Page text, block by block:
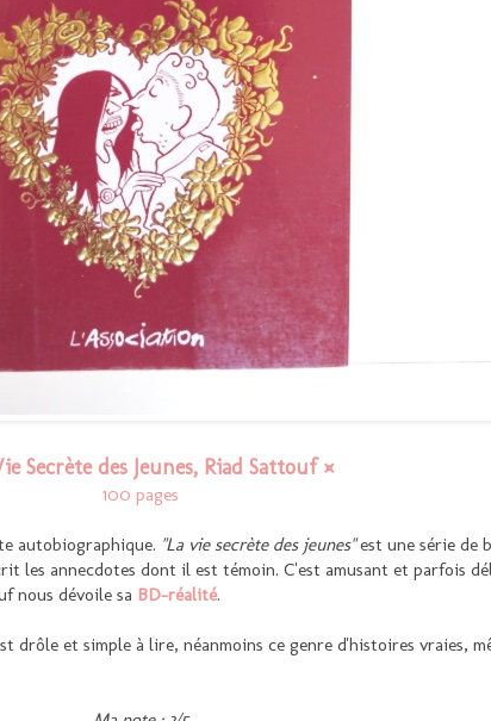
Secrète des Jeunes, Riad Sattouf ¤
100 pages
autobiographique. "La vie secrète des jeunes"est une série de
les annecdotes dont il est témoin. C'est amusant et parfois
nous dévoile sa BD-réalité.
drôle et simple à lire, néanmoins ce genre d'histoires vraies,